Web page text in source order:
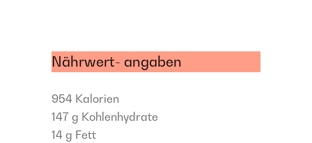
Nährwert- angaben
954 Kalorien
147 g Kohlenhydrate
14 g Fett